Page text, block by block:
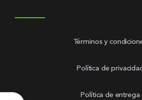
Términos y
Política de
Política de entrega